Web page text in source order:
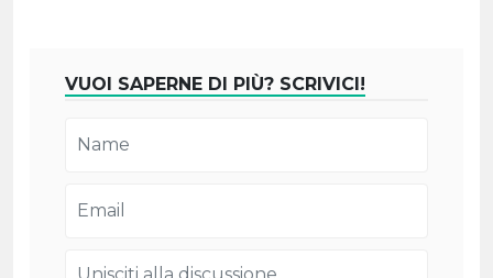
VUOI SAPERNE DI PIÙ? SCRIVICI!